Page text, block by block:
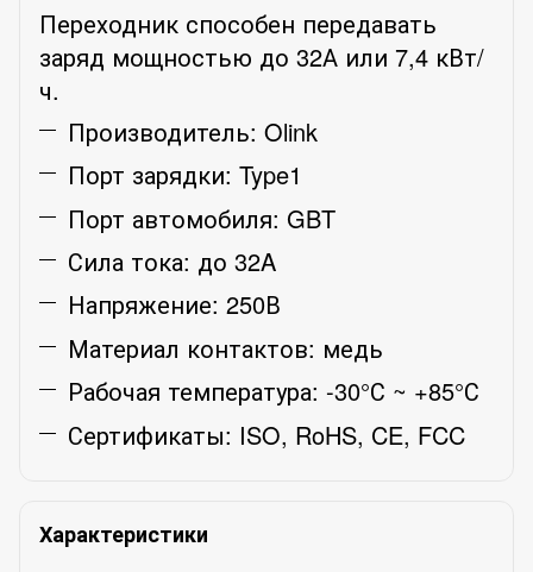
Переходник способен передавать
заряд мощностью до 32А или 7,4 кВт/
ч.
Производитель: Olink
Порт зарядки: Type1
Порт автомобиля: GBT
Сила тока: до 32A
Напряжение: 250В
Материал контактов: медь
Рабочая температура: -30°С ~ +85°С
Сертификаты: ISO, RoHS, CE, FCC
Характеристики